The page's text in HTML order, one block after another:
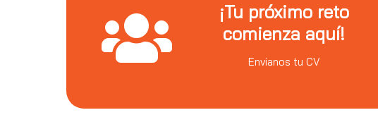
¡Tu próximo reto
comienza aquí!
Envianos tu CV